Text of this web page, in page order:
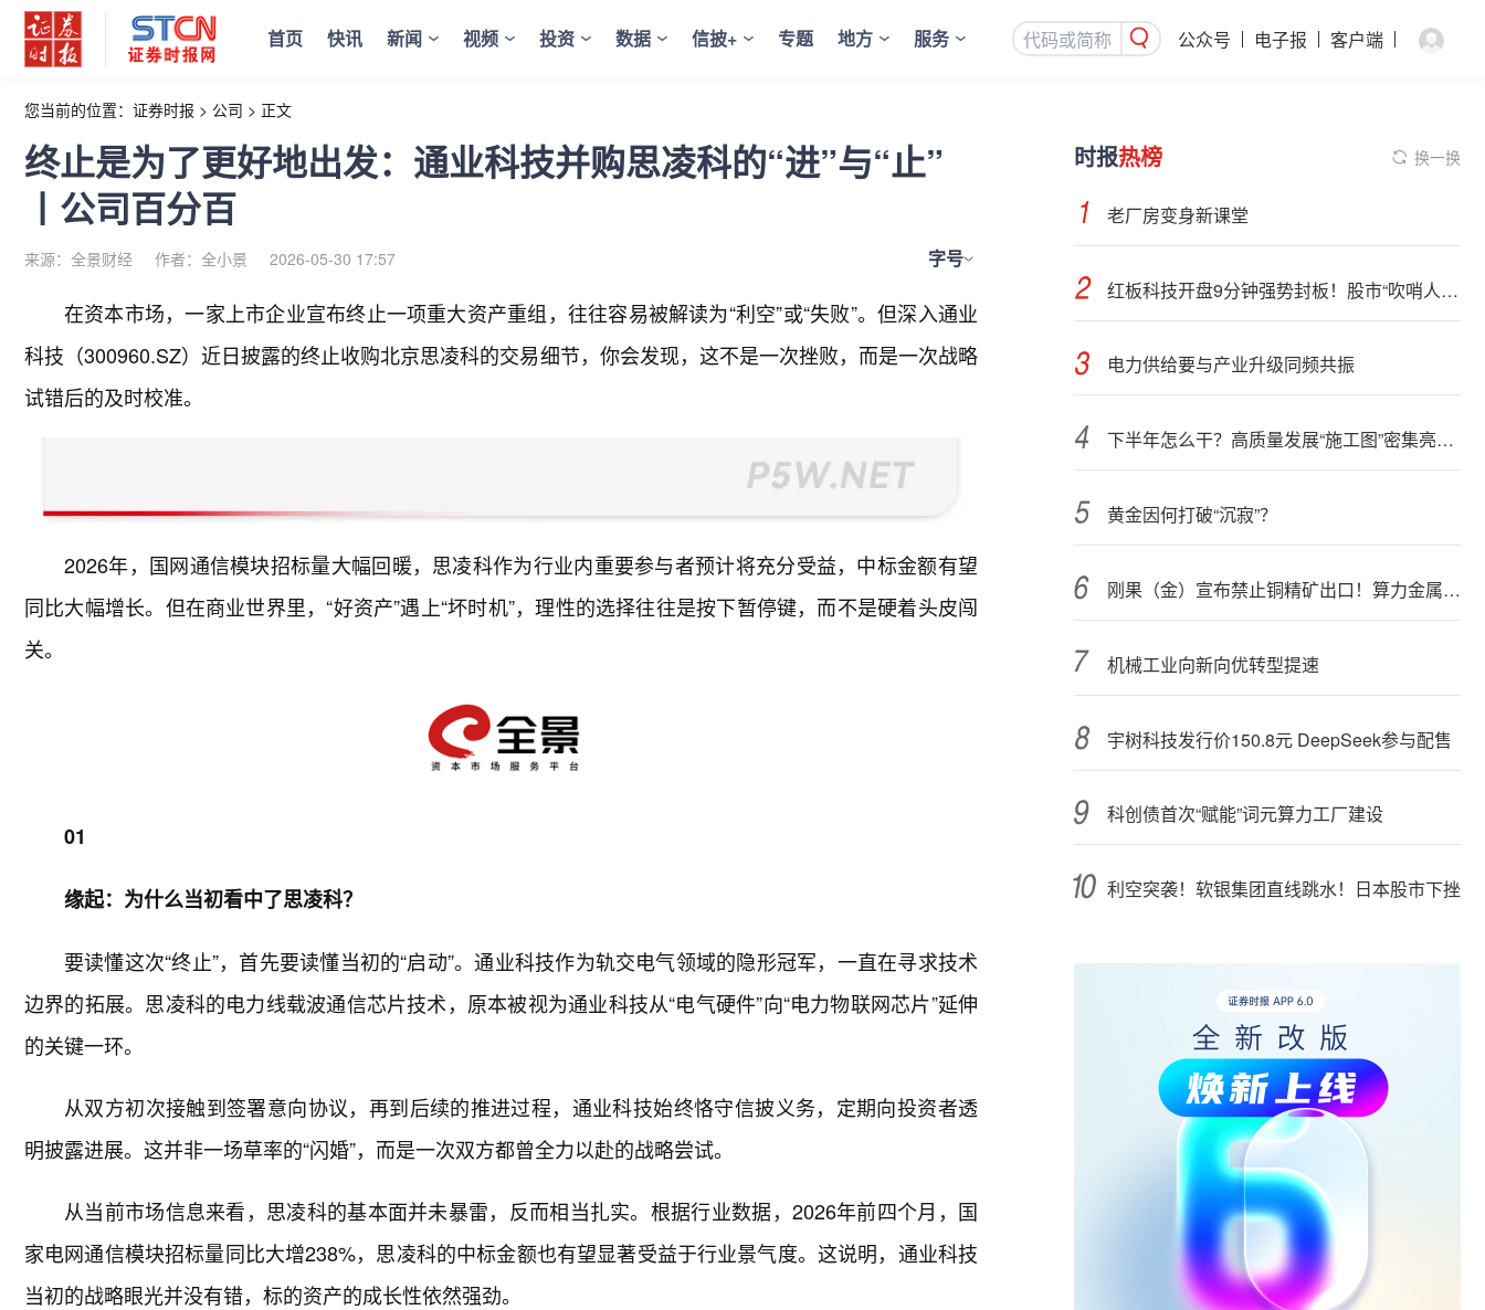
首页 快讯 新闻 视频 投资 数据 信披+ 专题 地方 服务 公众号 电子报 客户端
您当前的位置： 证券时报 > 公司 > 正文
终止是为了更好地出发：通业科技并购思凌科的“进”与“止”
丨公司百分百
来源：全景财经 作者：全小景 2026-05-30 17:57 字号
在资本市场，一家上市企业宣布终止一项重大资产重组，往往容易被解读为“利空”或“失败”。但深入通业
科技（300960.SZ）近日披露的终止收购北京思凌科的交易细节，你会发现，这不是一次挫败，而是一次战略
试错后的及时校准。
2026年，国网通信模块招标量大幅回暖，思凌科作为行业内重要参与者预计将充分受益，中标金额有望
同比大幅增长。但在商业世界里，“好资产”遇上“坏时机”，理性的选择往往是按下暂停键，而不是硬着头皮闯
关。
01
缘起：为什么当初看中了思凌科？
要读懂这次“终止”，首先要读懂当初的“启动”。通业科技作为轨交电气领域的隐形冠军，一直在寻求技术
边界的拓展。思凌科的电力线载波通信芯片技术，原本被视为通业科技从“电气硬件”向“电力物联网芯片”延伸
的关键一环。
从双方初次接触到签署意向协议，再到后续的推进过程，通业科技始终恪守信披义务，定期向投资者透
明披露进展。这并非一场草率的“闪婚”，而是一次双方都曾全力以赴的战略尝试。
从当前市场信息来看，思凌科的基本面并未暴雷，反而相当扎实。根据行业数据，2026年前四个月，国
家电网通信模块招标量同比大增238%，思凌科的中标金额也有望显著受益于行业景气度。这说明，通业科技
当初的战略眼光并没有错，标的资产的成长性依然强劲。
时报热榜 换一换
老厂房变身新课堂
红板科技开盘9分钟强势封板！股市“吹哨人”突然改口！市场风向变了？
电力供给要与产业升级同频共振
下半年怎么干？高质量发展“施工图”密集亮相 聚焦主业提质增效 国资央企向AI要动能
黄金因何打破“沉寂”？
刚果（金）宣布禁止铜精矿出口！算力金属影响多大？
机械工业向新向优转型提速
宇树科技发行价150.8元 DeepSeek参与配售
科创债首次“赋能”词元算力工厂建设
利空突袭！软银集团直线跳水！日本股市下挫